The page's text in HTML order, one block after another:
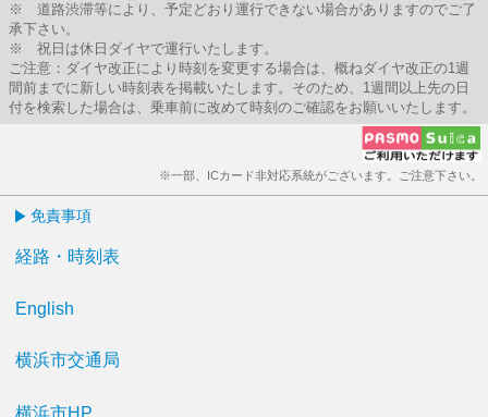
※ 道路渋滞等により、予定どおり運行できない場合がありますのでご了
承下さい。
※ 祝日は休日ダイヤで運行いたします。
ご注意：ダイヤ改正により時刻を変更する場合は、概ねダイヤ改正の1週
間前までに新しい時刻表を掲載いたします。そのため、1週間以上先の日
付を検索した場合は、乗車前に改めて時刻のご確認をお願いいたします。
※一部、ICカード非対応系統がございます。ご注意下さい。
免責事項
経路・時刻表
English
横浜市交通局
横浜市HP